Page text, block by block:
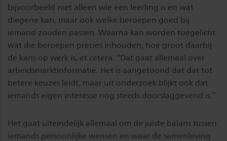
bijvoorbeeld niet alleen wie een leerling is en wat
diegene kan, maar ook welke beroepen goed bij
iemand zouden passen. Waarna kan worden toegelicht
wat die beroepen precies inhouden, hoe groot daarbij
de kans op werk is, et cetera. “Dat gaat allemaal over
arbeidsmarktinformatie. Het is aangetoond dat dat tot
betere keuzes leidt, maar uit onderzoek blijkt ook dat
iemands eigen interesse nog steeds doorslaggevend is.”
Het gaat uiteindelijk allemaal om de juiste balans tussen
iemands persoonlijke wensen en waar de samenleving